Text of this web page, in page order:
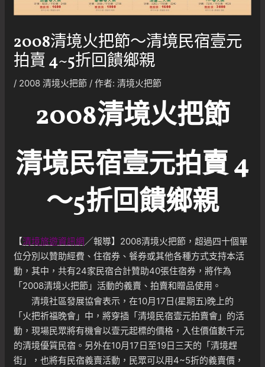
2008清境火把節～清境民宿壹元
拍賣 4~5折回饋鄉親
/ 2008 清境火把節 / 作者:清境火把節
2008清境火把節
清境民宿壹元拍賣 4
～5折回饋鄉親
【清境旅遊資訊網／報導】2008清境火把節，超過四十個單
位分別以贊助經費、住宿券、餐券或其他各種方式支持本活
動，其中，共有24家民宿合計贊助40張住宿券，將作為
「2008清境火把節」活動的義賣、拍賣和贈品使用。
清境社區發展協會表示，在10月17日(星期五)晚上的
「火把祈福晚會」中，將穿插「清境民宿壹元拍賣會」的活
動，現場民眾將有機會以壹元起標的價格，入住價值數千元
的清境優質民宿。另外在10月17日至19日三天的「清境趕
街」，也將有民宿義賣活動，民眾可以用4~5折的義賣價，